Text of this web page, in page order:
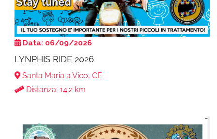
Data: 06/09/2026
LYNPHIS RIDE 2026
Santa Maria a Vico, CE
Distanza: 14.2 km